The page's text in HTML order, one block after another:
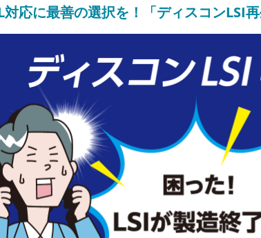
対応に最善の選択を！「ディスコンLSI